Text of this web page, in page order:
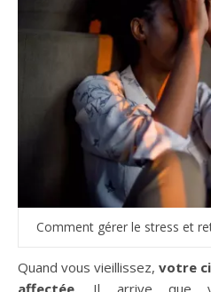
Comment gérer le stress et
Quand vous vieillissez, votre
affectée. Il arrive que